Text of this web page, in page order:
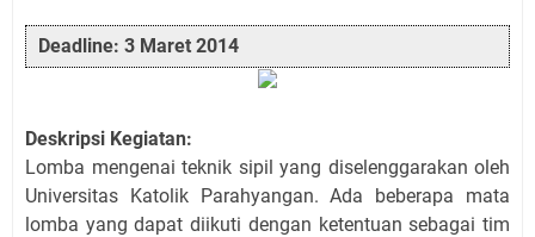
Deadline: 3 Maret 2014
Deskripsi Kegiatan:
Lomba mengenai teknik sipil yang diselenggarakan oleh
Universitas Katolik Parahyangan. Ada beberapa mata
lomba yang dapat diikuti dengan ketentuan sebagai tim